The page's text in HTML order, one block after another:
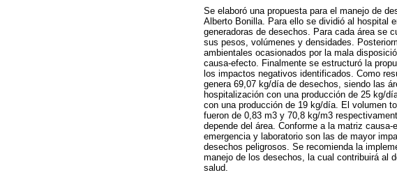
Se elaboró una propuesta para el manejo de
Alberto Bonilla. Para ello se dividió al hospital
generadoras de desechos. Para cada área se
sus pesos, volúmenes y densidades.
ambientales ocasionados por la mala
causa-efecto. Finalmente se estructuró la
los impactos negativos identificados. Como
genera 69,07 kg/día de desechos, siendo las
hospitalización con una producción de 25 kg/
con una producción de 19 kg/día. El volumen
fueron de 0,83 m3 y 70,8 kg/m3
depende del área. Conforme a la matriz
emergencia y laboratorio son las de mayor
desechos peligrosos. Se recomienda la
manejo de los desechos, la cual contribuirá al
salud.